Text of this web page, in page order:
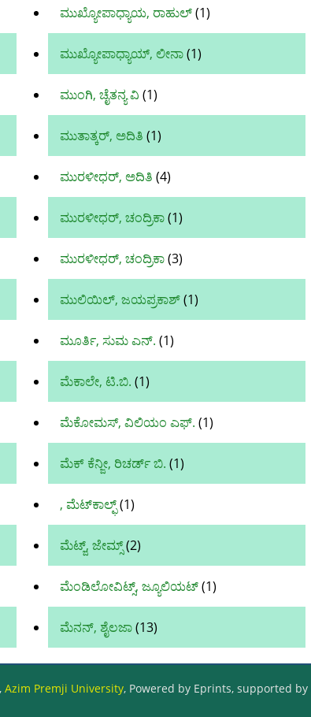
ಮುಖ್ಯೋಪಾಧ್ಯಾಯ, ರಾಹುಲ್‌(1)
ಮುಖ್ಯೋಪಾಧ್ಯಾಯ್, ಲೀನಾ(1)
ಮುಂಗಿ, ಚೈತನ್ಯ ವಿ (1)
ಮುತಾತ್ಕರ್, ಅದಿತಿ (1)
ಮುರಳೀಧರ್‌, ಅದಿತಿ (4)
ಮುರಳೀಧರ್, ಚಂದ್ರಿಕಾ(1)
ಮುರಳೀಧರ್‌, ಚಂದ್ರಿಕಾ(3)
ಮುಲಿಯಿಲ್, ಜಯಪ್ರಕಾಶ್(1)
ಮೂರ್ತಿ, ಸುಮ ಎನ್. (1)
ಮೆಕಾಲೇ, ಟಿ.ಬಿ. (1)
ಮೆಕೋಮಸ್, ವಿಲಿಯಂ ಎಫ್. (1)
ಮೆಕ್ ಕೆನ್ಜೀ, ರಿಚರ್ಡ್ ಬಿ. (1)
, ಮೆಟ್‌ಕಾಲ್ಫ್(1)
ಮೆಟ್ಜ್, ಜೇಮ್ಸ್(2)
ಮೆಂಡಿಲೋವಿಟ್ಸ್, ಜ್ಯೂಲಿಯಟ್(1)
ಮೆನನ್, ಶೈಲಜಾ(13)
Azim Premji University, Powered by Eprints, supported by